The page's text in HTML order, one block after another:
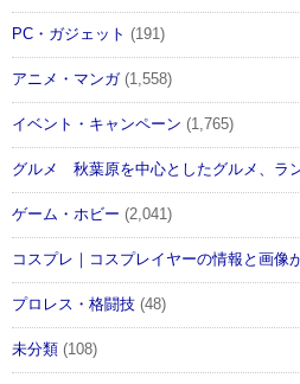
PC・ガジェット (191)
アニメ・マンガ(1,558)
イベント・キャンペーン (1,765)
グルメ 秋葉原を中心としたグルメ、ラ
ゲーム・ホビー (2,041)
コスプレ｜コスプレイヤーの情報と画像
プロレス・格闘技 (48)
未分類 (108)